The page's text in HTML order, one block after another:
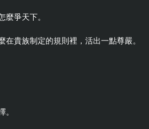
麼爭天下。
在貴族制定的規則裡，活出一點尊嚴。
。